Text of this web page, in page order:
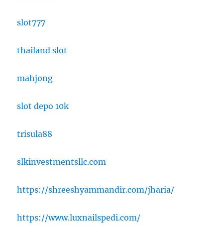
slot777
thailand slot
mahjong
slot depo 10k
trisula88
slkinvestmentsllc.com
https://shreeshyammandir.com/jharia/
https://www.luxnailspedi.com/